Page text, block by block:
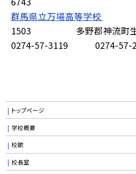
群馬県立万場高等学校
1503 多野郡神流町
0274-57-3119 0274-57-
トップページ
学校概要
校歌
校長室